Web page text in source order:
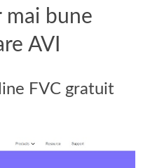
mai bune
AVI
FVC gratuit